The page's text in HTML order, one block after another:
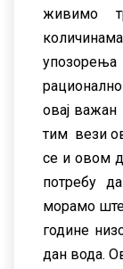
живимо
оваj важан
тим вези
се и овом
потребу
морамо
године
дан вода.